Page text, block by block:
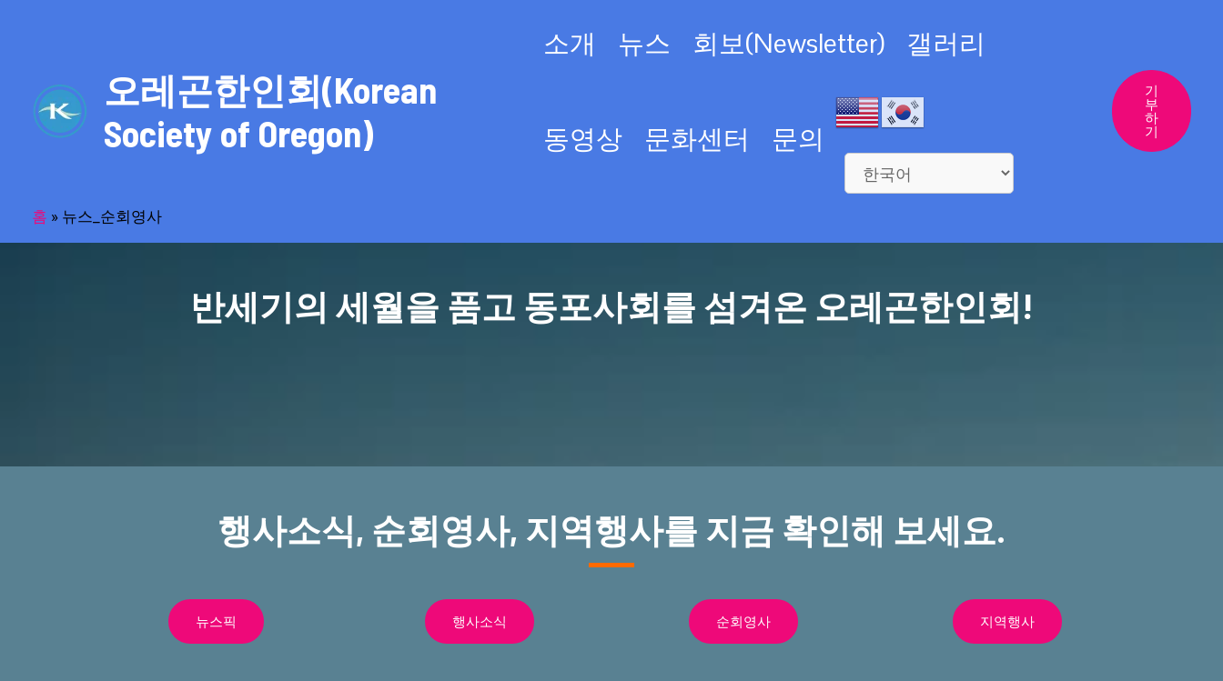
오레곤한인회(Korean
Society of Oregon)
소개 뉴스 회보(Newsletter) 갤러리
동영상 문화센터 문의
기
부
하
기
홈 » 뉴스_순회영사
반세기의 세월을 품고 동포사회를 섬겨온 오레곤한인회!
행사소식, 순회영사, 지역행사를 지금 확인해 보세요.
뉴스픽 행사소식 순회영사 지역행사